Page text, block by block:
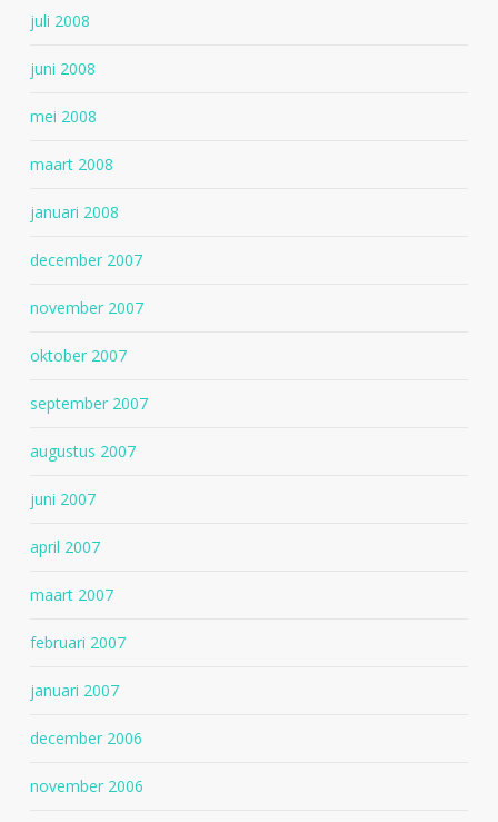
juli 2008
juni 2008
mei 2008
maart 2008
januari 2008
december 2007
november 2007
oktober 2007
september 2007
augustus 2007
juni 2007
april 2007
maart 2007
februari 2007
januari 2007
december 2006
november 2006